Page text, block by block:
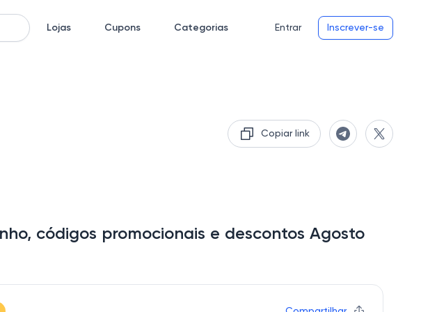
Lojas Cupons Categorias Entrar Inscrever-se
Copiar link
códigos promocionais e descontos Agosto